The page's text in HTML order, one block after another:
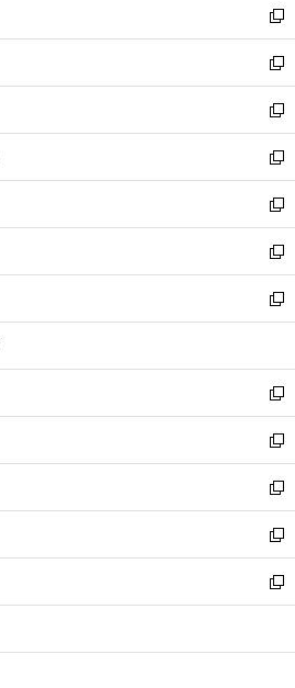
く
で
開
く
ド
ウ
で
開
く
ィ
ン
ド
ウ
で
開
く
い
ウ
ィ
ン
ド
ウ
で
開
く
新
し
い
ウ
ィ
ン
ド
ウ
で
開
く
新
し
い
ウ
ィ
ン
ド
ウ
で
開
く
新
し
い
ウ
ィ
ン
ド
ウ
で
開
新
し
い
ウ
ィ
ン
ド
ウ
開
く
新
し
い
ウ
ィ
ン
ウ
で
開
く
新
し
い
ウ
ン
ド
ウ
で
開
く
新
し
ウ
ィ
ン
ド
ウ
で
開
く
新
し
い
ウ
ィ
ン
ド
ウ
で
開
新
し
い
ウ
ィ
ン
ド
ウ
開
新
し
い
ウ
ィ
ン
ウ
新
し
い
ウ
ン
新
し
ウ